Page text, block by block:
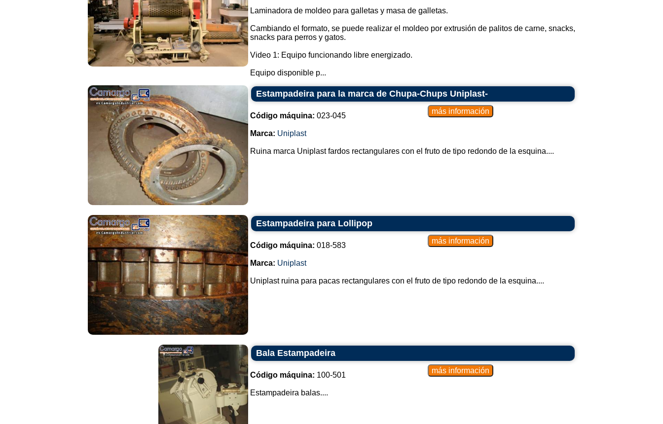
Laminadora de moldeo para galletas y masa de galletas.
Cambiando el formato, se puede realizar el moldeo por extrusión de palitos de carne, snacks,
snacks para perros y gatos.
Video 1: Equipo funcionando libre energizado.
Equipo disponible p...
Estampadeira para la marca de Chupa-Chups Uniplast-
Código máquina: 023-045
Marca: Uniplast
Ruina marca Uniplast fardos rectangulares con el fruto de tipo redondo de la esquina....
Estampadeira para Lollipop
Código máquina: 018-583
Marca: Uniplast
Uniplast ruina para pacas rectangulares con el fruto de tipo redondo de la esquina....
Bala Estampadeira
Código máquina: 100-501
Estampadeira balas....